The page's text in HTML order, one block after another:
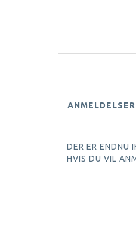
ANMELDELSER
DER ER ENDNU
HVIS DU VIL